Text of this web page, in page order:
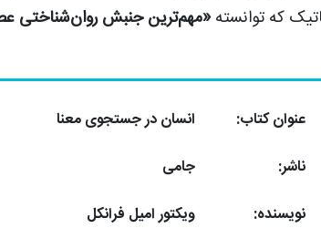
که توانسته«مهم‌ترین جنبش روان‌شناختی
عنوان کتاب:
انسان در جستجوی معنا
ناشر:
جامی
نویسنده:
ویکتور امیل فرانکل